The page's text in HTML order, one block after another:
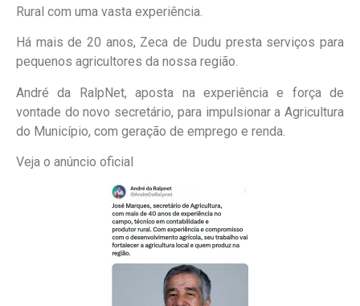
Rural com uma vasta experiência.
Há mais de 20 anos, Zeca de Dudu presta serviços para
pequenos agricultores da nossa região.
André da RalpNet, aposta na experiência e força de
vontade do novo secretário, para impulsionar a Agricultura
do Município, com geração de emprego e renda.
Veja o anúncio oficial